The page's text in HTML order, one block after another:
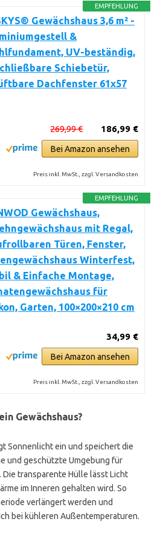
EMPFEHLUNG
Gewächshaus 3,6 m² -
&
UV-beständig,
Schiebetür,
Dachfenster 61x57
186,99 €
269,99 €
Bei Amazon ansehen
Preis inkl. MwSt., zzgl. Versandkosten
EMPFEHLUNG
Gewächshaus,
mit Regal,
Türen, Fenster,
Winterfest,
& Einfache Montage,
für
Garten, 100×200×210 cm
34,99 €
Bei Amazon ansehen
Preis inkl. MwSt., zzgl. Versandkosten
Gewächshaus?
Sonnenlicht ein und speichert die
und geschützte Umgebung für
transparente Hülle lässt Licht
im Inneren gehalten wird. So
verlängert werden und
bei kühleren Außentemperaturen.